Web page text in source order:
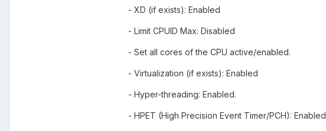
- XD (if exists): Enabled
- Limit CPUID Max: Disabled
- Set all cores of the CPU active/enabled.
- Virtualization (if exists): Enabled
- Hyper-threading: Enabled.
- HPET (High Precision Event Timer/PCH): Enabled